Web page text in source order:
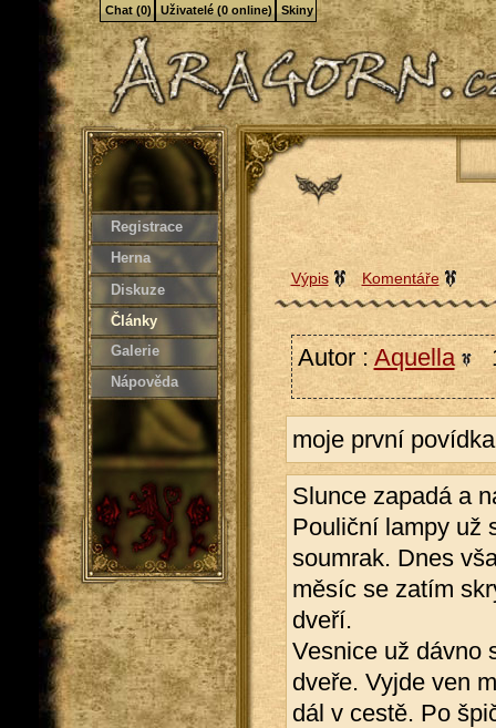
Registrace
Herna
Diskuze
Články
Galerie
Nápověda
Výpis Komentáře
Autor : Aquella
moje první
Slunce zapadá a
Pouliční lampy už
soumrak. Dnes
měsíc se zatím
dveří.
Vesnice už dávno
dveře. Vyjde ven
dál v cestě. Po
Chat (0) Uživatelé (0 online) Skiny